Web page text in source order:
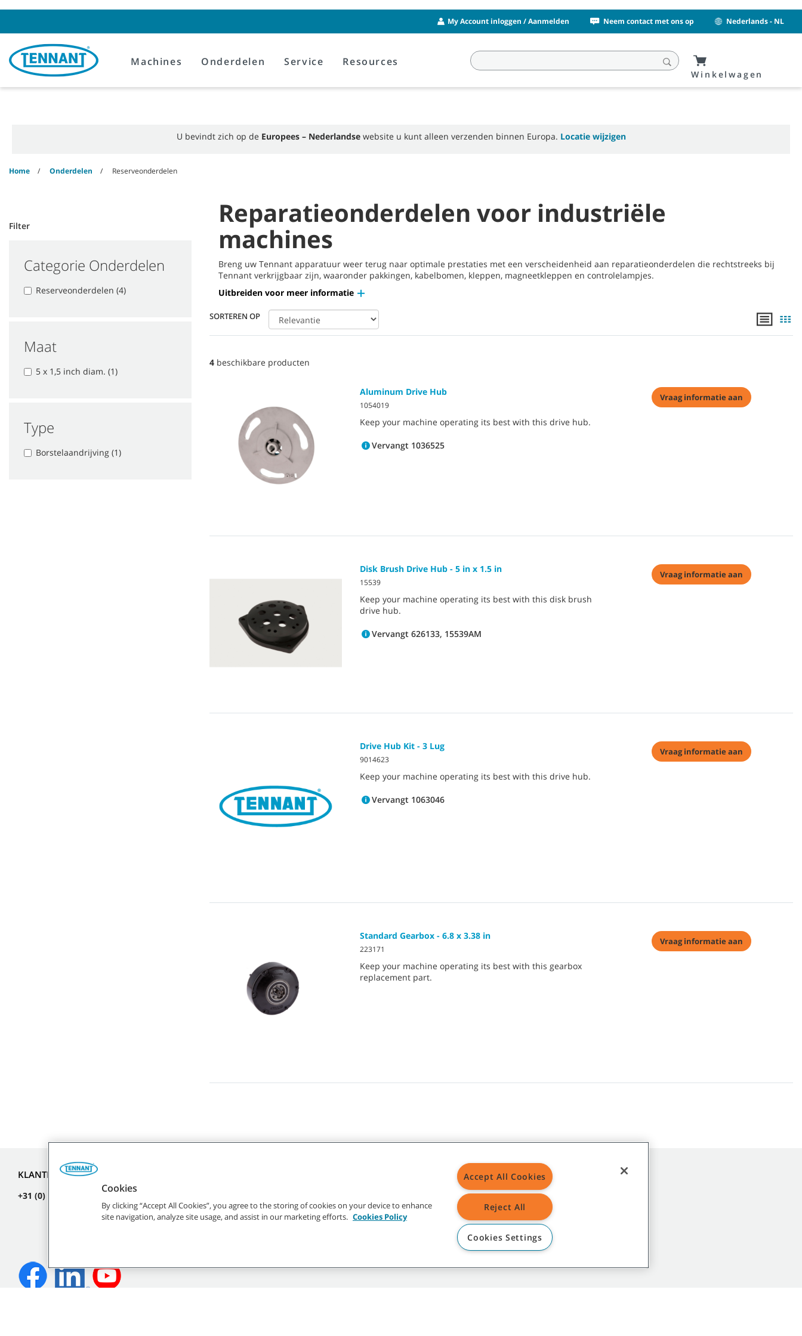
My Account inloggen / Aanmelden Neem contact met ons op Nederlands - NL
Machines Onderdelen Service Resources
Winkelwagen
U bevindt zich op de Europees – Nederlandsewebsite u kunt alleen verzenden binnen Europa. Locatie wijzigen
Home Onderdelen Reserveonderdelen
Reparatieonderdelen voor industriële
machines
Breng uw Tennant apparatuur weer terug naar optimale prestaties met een verscheidenheid aan reparatieonderdelen die rechtstreeks bij
Tennant verkrijgbaar zijn, waaronder pakkingen, kabelbomen, kleppen, magneetkleppen en controlelampjes.
Uitbreiden voor meer informatie
SORTEREN OP
Filter
Categorie Onderdelen
Reserveonderdelen (4)
Maat
5 x 1,5 inch diam. (1)
Type
Borstelaandrijving (1)
4 beschikbare producten
Aluminum Drive Hub
1054019
Keep your machine operating its best with this drive hub.
Vervangt 1036525
Vraag informatie aan
Disk Brush Drive Hub - 5 in x 1.5 in
15539
Keep your machine operating its best with this disk brush
drive hub.
Vervangt 626133, 15539AM
Vraag informatie aan
Drive Hub Kit - 3 Lug
9014623
Keep your machine operating its best with this drive hub.
Vervangt 1063046
Vraag informatie aan
Standard Gearbox - 6.8 x 3.38 in
223171
Keep your machine operating its best with this gearbox
replacement part.
Vraag informatie aan
KLANTENSERVICE
+31 (0) 413 241 111
Blog
Pers en media
HULP
My Account
Contact
Cookies
By clicking “Accept All Cookies”, you agree to the storing of cookies on your device to enhance
site navigation, analyze site usage, and assist in our marketing efforts. Cookies Policy
Accept All Cookies
Reject All
Cookies Settings